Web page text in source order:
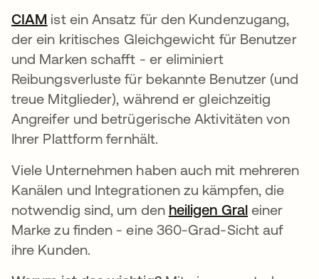
CIAM wird in einer neuen Registerkarte geöffnet
ist ein Ansatz für den Kundenzugang,
der ein kritisches Gleichgewicht für Benutzer
und Marken schafft - er eliminiert
Reibungsverluste für bekannte Benutzer (und
treue Mitglieder), während er gleichzeitig
Angreifer und betrügerische Aktivitäten von
Ihrer Plattform fernhält.
Viele Unternehmen haben auch mit mehreren
Kanälen und Integrationen zu kämpfen, die
notwendig sind, um den heiligen Gralwird in
einer
Marke zu finden - eine 360-Grad-Sicht auf
ihre Kunden.